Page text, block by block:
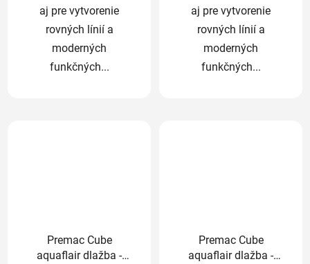
aj pre vytvorenie
rovných línií a
moderných
funkčných...
aj pre vytvorenie
rovných línií a
moderných
funkčných...
Premac Cube
aquaflair dlažba -
Premac Cube
aquaflair dlažba -